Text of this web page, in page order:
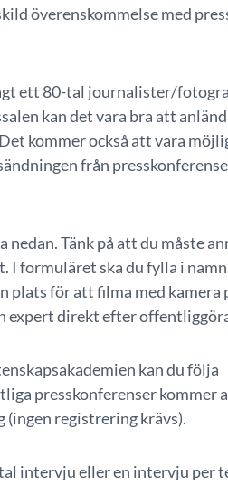
överenskommelse med
ett 80-tal journalister/
kan det vara bra att
kommer också att vara
från
Tänk på att du måste
I formuläret ska du fylla i
plats för att filma med kamera
expert direkt efter
kan du följa
presskonferenser kommer
(ingen registrering krävs).
intervju eller en intervju per